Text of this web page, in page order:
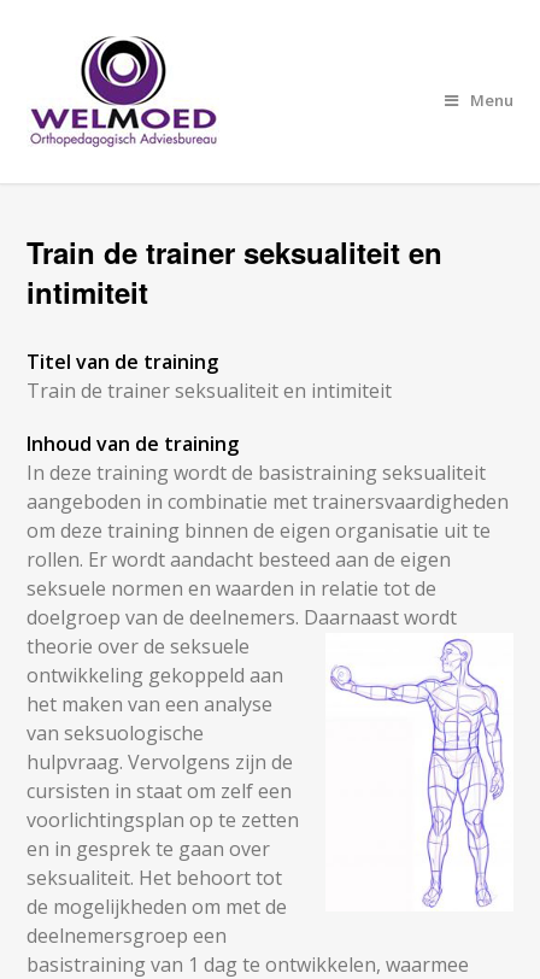
Menu
Train de trainer seksualiteit en
intimiteit
Titel van de training
Train de trainer seksualiteit en intimiteit
Inhoud van de training
In deze training wordt de basistraining seksualiteit
aangeboden in combinatie met trainersvaardigheden
om deze training binnen de eigen organisatie uit te
rollen. Er wordt aandacht besteed aan de eigen
seksuele normen en waarden in relatie tot de
doelgroep van de deelnemers. Daarnaast wordt
theorieover de seksuele
ontwikkeling gekoppeld aan
het maken van een analyse
van seksuologische
hulpvraag. Vervolgens zijn de
cursisten in staat om zelf een
voorlichtingsplan op te zetten
en in gesprek te gaan over
seksualiteit. Het behoort tot
de mogelijkheden om met de
deelnemersgroep een
basistraining van 1 dag te ontwikkelen, waarmee